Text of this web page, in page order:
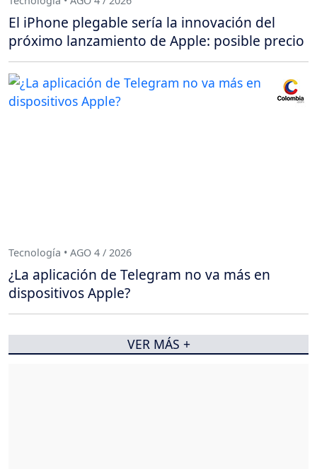
El iPhone plegable sería la innovación del
próximo lanzamiento de Apple: posible precio
Tecnología • AGO 4 / 2026
¿La aplicación de Telegram no va más en
dispositivos Apple?
VER MÁS +